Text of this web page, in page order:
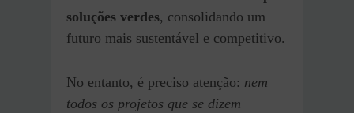
soluções verdes, consolidando um
futuro mais sustentável e competitivo.
No entanto, é preciso atenção: nem
todos os projetos que se dizem